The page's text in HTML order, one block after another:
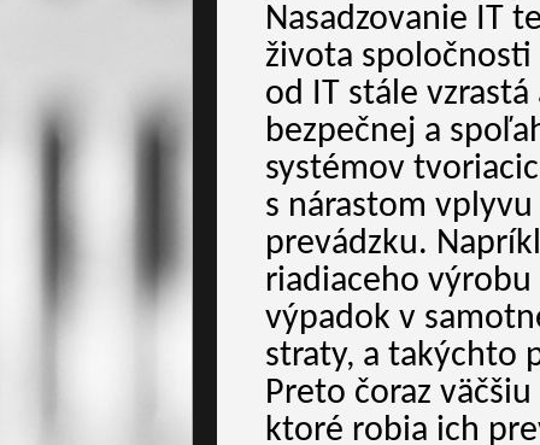
Nasadzovanie IT
života
od IT stále
bezpečnej a
systémov
s nárastom
prevádzku.
riadiaceho
výpadok v
straty, a takýchto
Preto čoraz
ktoré robia ich